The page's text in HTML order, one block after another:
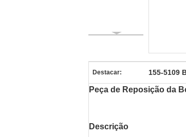
Destacar: 155-5109
Peça de Reposição da
Descrição